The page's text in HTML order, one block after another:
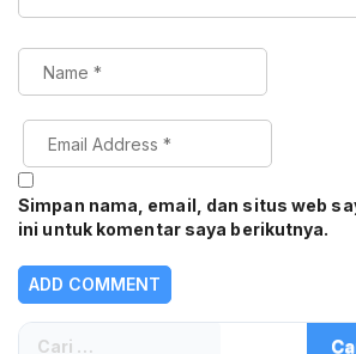
Simpan nama, email, dan situs web
ini untuk komentar saya berikutnya.
Cari